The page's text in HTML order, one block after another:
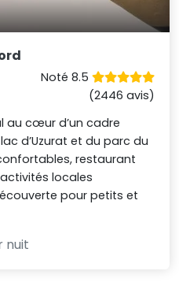
Noté 8.5
(2446 avis)
au cœur d’un cadre
d’Uzurat et du parc du
restaurant
locales
pour petits et
nuit